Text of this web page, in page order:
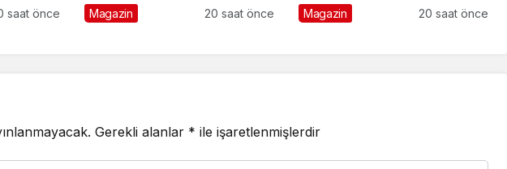
saat önce Magazin 20 saat önce
animasyon filmi oluyor
Magazin 20 saat önce
Gerekli alanlar * ile işaretlenmişlerdir